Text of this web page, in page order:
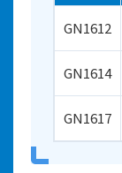
GN1612
GN1614
GN1617